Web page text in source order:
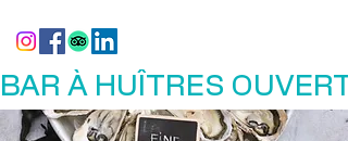
BAR À HUÎTRES OUVERT